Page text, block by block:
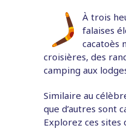
À trois
falaises
cacatoès
croisières, des
camping aux
Similaire au
que d’autres sont
Explorez ces sites